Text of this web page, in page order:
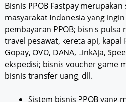
Bisnis PPOB Fastpay
masyarakat Indonesia yang
pembayaran PPOB; bisnis pulsa
travel pesawat, kereta api, kapal
Gopay, OVO, DANA, LinkAja,
ekspedisi; bisnis voucher game
bisnis transfer uang, dll.
Sistem bisnis PPOB yang